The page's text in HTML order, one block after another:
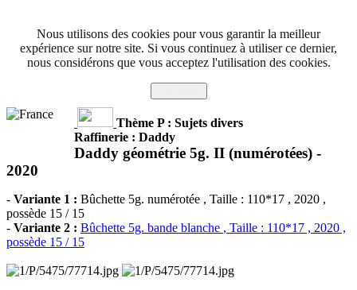
Nous utilisons des cookies pour vous garantir la meilleur
expérience sur notre site. Si vous continuez à utiliser ce dernier,
nous considérons que vous acceptez l'utilisation des cookies.
Thème P : Sujets divers
Raffinerie : Daddy
Daddy géométrie 5g. II (numérotées) -
2020
- Variante 1 : Bûchette 5g. numérotée , Taille : 110*17 , 2020 ,
possède 15 / 15
- Variante 2 : Bûchette 5g. bande blanche , Taille : 110*17 , 2020 ,
possède 15 / 15